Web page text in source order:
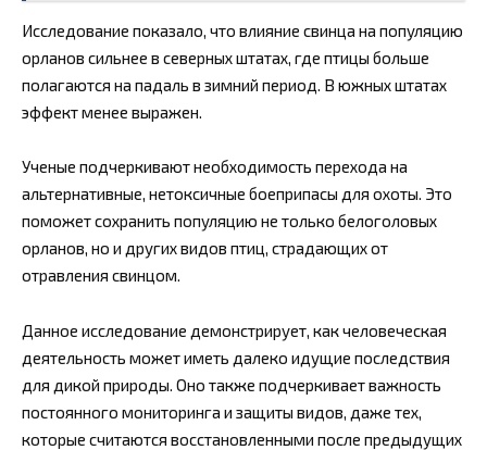
Исследование показало, что влияние свинца на популяцию
орланов сильнее в северных штатах, где птицы больше
полагаются на падаль в зимний период. В южных штатах
эффект менее выражен.
Ученые подчеркивают необходимость перехода на
альтернативные, нетоксичные боеприпасы для охоты. Это
поможет сохранить популяцию не только белоголовых
орланов, но и других видов птиц, страдающих от
отравления свинцом.
Данное исследование демонстрирует, как человеческая
деятельность может иметь далеко идущие последствия
для дикой природы. Оно также подчеркивает важность
постоянного мониторинга и защиты видов, даже тех,
которые считаются восстановленными после предыдущих